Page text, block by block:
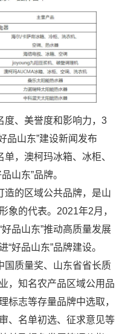
度、美誉度和影响力，3
品山东”建设新闻发布
单，澳柯玛冰箱、冰柜、
山东”品牌。
造的区域公共品牌，是山
象的代表。2021年2月，
品山东”推动高质量发展
好品山东”品牌建设。
国质量奖、山东省省长质
，知名农产品区域公用品
标志等存量品牌中选取，
、名单初选、征求意见等